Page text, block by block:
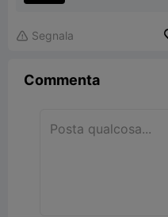
 Segnala
Commenta